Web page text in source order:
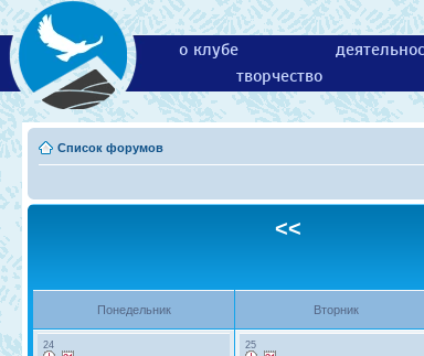
о клубе
творчество
Список форумов
<<
Понедельник Вторник
24 25